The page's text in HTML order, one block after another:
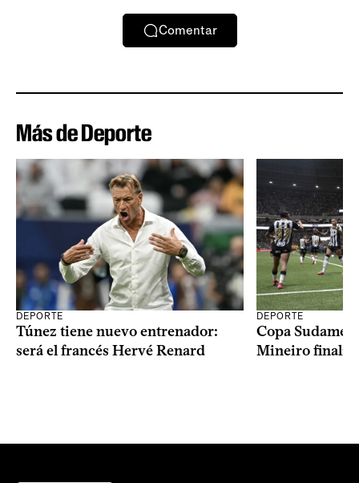
Comentar
Más de Deporte
DEPORTE
Túnez tiene nuevo entrenador:
será el francés Hervé Renard
DEPORTE
Copa
Mineiro